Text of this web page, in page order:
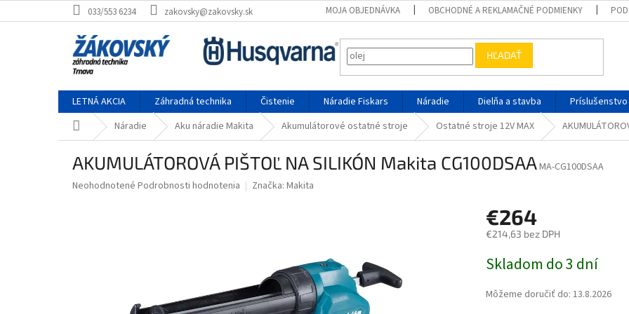
033/553 6234 zakovsky@zakovsky.sk MOJA OBJEDNÁVKA OBCHODNÉ A REKLAMAČNÉ PODMIENKY
HĽADAŤ
LETNÁ AKCIA Záhradná technika Čistenie Náradie Fiskars Náradie Dielňa a stavba Príslušenstvo
DomovNáradie Aku náradie Makita Akumulátorové ostatné stroje Ostatné stroje 12V MAX
AKUMULÁTOROVÁ PIŠTOĽ NA SILIKÓN Makita CG100DSAAMA-CG100DSAA
Priemerné hodnotenie produktu je 0,0 z 5 hviezdičiek.
Neohodnotené Podrobnosti hodnotenia Značka: Makita
€264
€214,63 bez DPH
Skladom do 3 dní
Môžeme doručiť do: 13.8.2026